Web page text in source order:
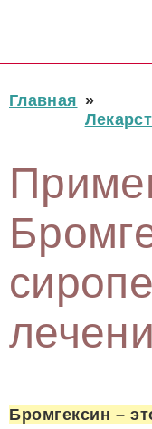
Главная »
Бромгексин –